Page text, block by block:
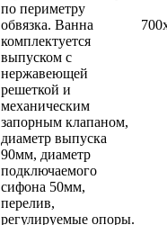
по периметру
обвязка. Ванна
комплектуется
выпуском с
нержавеющей
решеткой и
механическим
запорным клапаном,
диаметр выпуска
90мм, диаметр
подключаемого
сифона 50мм,
перелив,
регулируемые опоры.